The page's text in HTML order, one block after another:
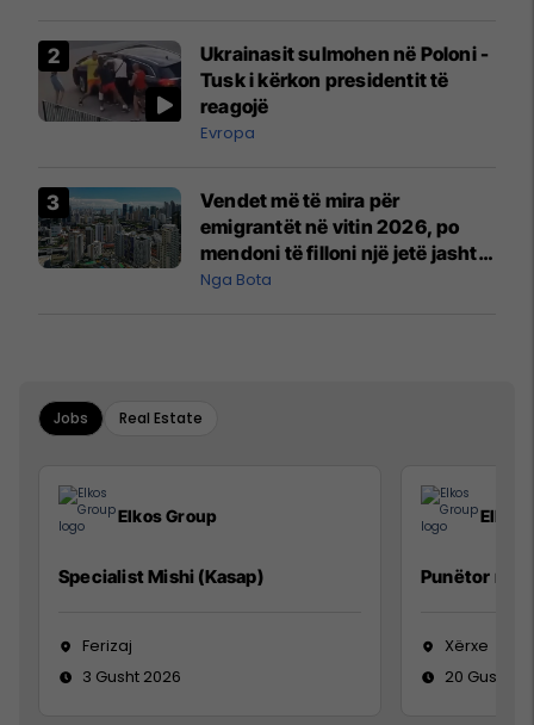
Mançesterit
Ukrainasit sulmohen në Poloni -
Tusk i kërkon presidentit të
reagojë
Evropa
Vendet më të mira për
emigrantët në vitin 2026, po
mendoni të filloni një jetë jashtë
vendit?
Nga Bota
Jobs Real Estate
Elkos Group
Specialist Mishi (Kasap)
Ferizaj
3 Gusht 2026
Elkos
Punëtor në
Xërxe
20 Gusht